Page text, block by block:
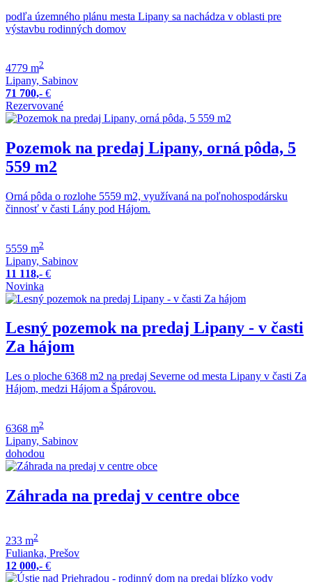
podľa územného plánu mesta Lipany sa nachádza v oblasti pre
výstavbu rodinných domov
4779 m2
Lipany, Sabinov
71 700,- €
Rezervované
Pozemok na predaj Lipany, orná pôda, 5
559 m2
Orná pôda o rozlohe 5559 m2, využívaná na poľnohospodársku
činnosť v časti Lány pod Hájom.
5559 m2
Lipany, Sabinov
11 118,- €
Novinka
Lesný pozemok na predaj Lipany - v časti
Za hájom
Les o ploche 6368 m2 na predaj Severne od mesta Lipany v časti Za
Hájom, medzi Hájom a Špárovou.
6368 m2
Lipany, Sabinov
dohodou
Záhrada na predaj v centre obce
233 m2
Fulianka, Prešov
12 000,- €